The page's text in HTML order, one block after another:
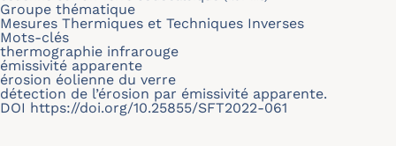
Groupe thématique
Mesures Thermiques et Techniques Inverses
Mots-clés
thermographie infrarouge
émissivité apparente
érosion éolienne du verre
détection de l’érosion par émissivité apparente.
DOI https://doi.org/10.25855/SFT2022-061